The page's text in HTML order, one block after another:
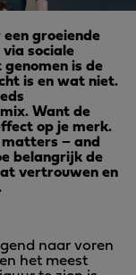
groeiende
sociale
is de
is en wat niet.
Want de
op je merk.
– and
belangrijk de
vertrouwen en
naar voren
het meest